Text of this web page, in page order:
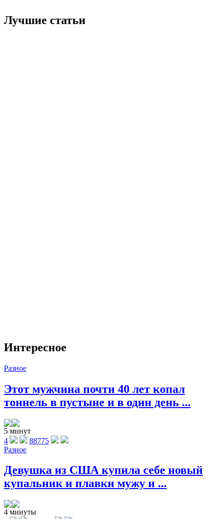
Лучшие статьи
Интересное
Разное
Этот мужчина почти 40 лет копал
тоннель в пустыне и в один день ...
5 минут
4
88775
Разное
Девушка из США купила себе новый
купальник и плавки мужу и ...
4 минуты